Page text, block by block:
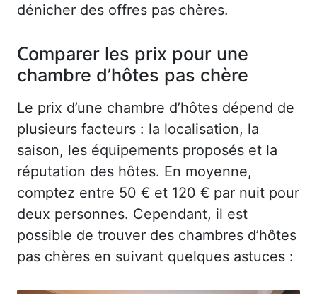
dénicher des offres pas chères.
Comparer les prix pour une
chambre d’hôtes pas chère
Le prix d’une chambre d’hôtes dépend de
plusieurs facteurs : la localisation, la
saison, les équipements proposés et la
réputation des hôtes. En moyenne,
comptez entre 50 € et 120 € par nuit pour
deux personnes. Cependant, il est
possible de trouver des chambres d’hôtes
pas chères en suivant quelques astuces :